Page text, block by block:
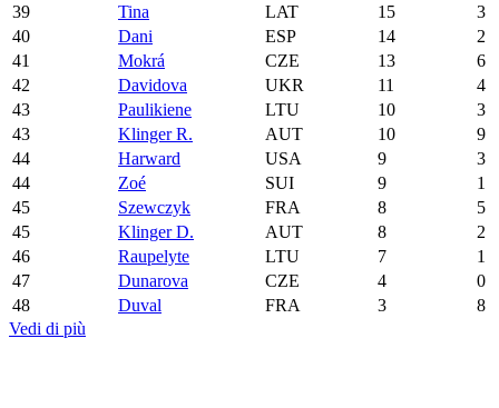
39
Tina LAT 15
3
40
Dani ESP 14
2
41
Mokrá CZE 13
6
42
Davidova UKR 11
4
43
Paulikiene LTU 10
3
43
Klinger R. AUT 10
9
44
Harward USA 9
3
44
Zoé SUI 9
1
45
Szewczyk FRA 8
5
45
Klinger D. AUT 8
2
46
Raupelyte LTU 7
1
47
Dunarova CZE 4
0
48
Duval FRA 3
8
Vedi di più